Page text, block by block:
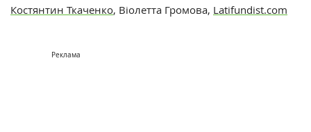
Костянтин Ткаченко, Віолетта Громова, Latifundist.com
Реклама